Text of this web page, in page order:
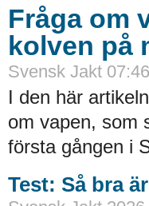
Fråga om
kolven på
Svensk Jakt 07:46
I den här
om vapen, som
första gången i
Test: Så bra